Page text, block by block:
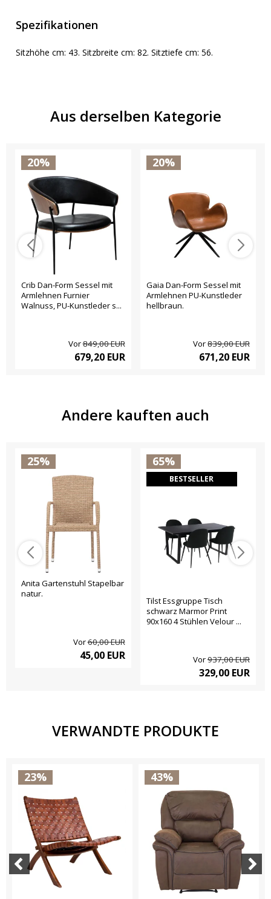
Spezifikationen
Sitzhöhe cm: 43. Sitzbreite cm: 82. Sitztiefe cm: 56.
Aus derselben Kategorie
20%
Crib Dan-Form Sessel mit
Armlehnen Furnier
Walnuss, PU-Kunstleder s...
Vor849,00 EUR
679,20 EUR
20%
Gaia Dan-Form Sessel mit
Armlehnen PU-Kunstleder
hellbraun.
Vor839,00 EUR
671,20 EUR
Andere kauften auch
25%
Anita Gartenstuhl Stapelbar
natur.
Vor60,00 EUR
45,00 EUR
65%
BESTSELLER
Tilst Essgruppe Tisch
schwarz Marmor Print
90x160 4 Stühlen Velour ...
Vor937,00 EUR
329,00 EUR
VERWANDTE PRODUKTE
23% 43%